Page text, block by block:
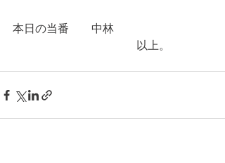
本日の当番　　中林
以上。